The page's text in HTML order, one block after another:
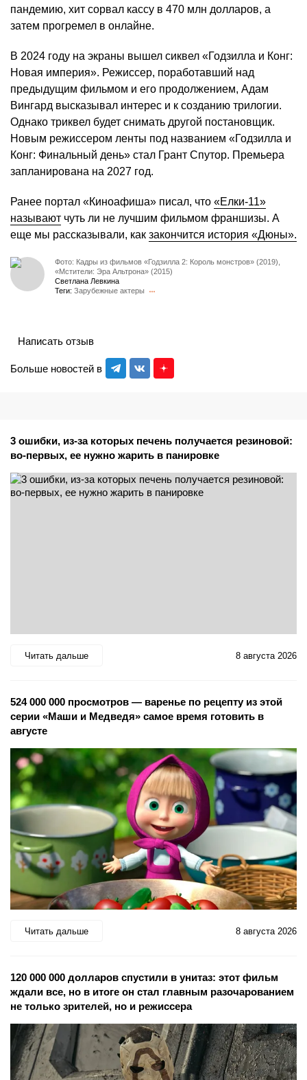
пандемию, хит сорвал кассу в 470 млн долларов, а
затем прогремел в онлайне.
В 2024 году на экраны вышел сиквел «Годзилла и Конг:
Новая империя». Режиссер, поработавший над
предыдущим фильмом и его продолжением, Адам
Вингард высказывал интерес и к созданию трилогии.
Однако триквел будет снимать другой постановщик.
Новым режиссером ленты под названием «Годзилла и
Конг: Финальный день» стал Грант Спутор. Премьера
запланирована на 2027 год.
Ранее портал «Киноафиша» писал, что «Елки-11»
называют чуть ли не лучшим фильмом франшизы. А
еще мы рассказывали, как закончится история «Дюны».
Фото: Кадры из фильмов «Годзилла 2: Король монстров» (2019),
«Мстители: Эра Альтрона» (2015)
Светлана Левкина
Теги: Зарубежные актеры
Больше новостей в
Написать отзыв
3 ошибки, из-за которых печень получается резиновой:
во-первых, ее нужно жарить в панировке
Читать дальше 8 августа 2026
524 000 000 просмотров — варенье по рецепту из этой
серии «Маши и Медведя» самое время готовить в
августе
Читать дальше 8 августа 2026
120 000 000 долларов спустили в унитаз: этот фильм
ждали все, но в итоге он стал главным разочарованием
не только зрителей, но и режиссера